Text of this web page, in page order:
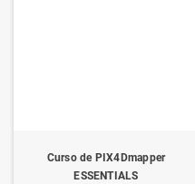
Curso de PIX4Dmapper
ESSENTIALS